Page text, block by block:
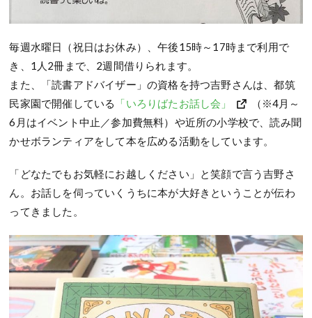
毎週水曜日（祝日はお休み）、午後15時～17時まで利用で
き、1人2冊まで、2週間借りられます。
また、「読書アドバイザー」の資格を持つ吉野さんは、都筑
民家園で開催している
「いろりばたお話し会」
（※4月～
6月はイベント中止／参加費無料）や近所の小学校で、読み聞
かせボランティアをして本を広める活動をしています。
「どなたでもお気軽にお越しください」と笑顔で言う吉野さ
ん。お話しを伺っていくうちに本が大好きということが伝わ
ってきました。